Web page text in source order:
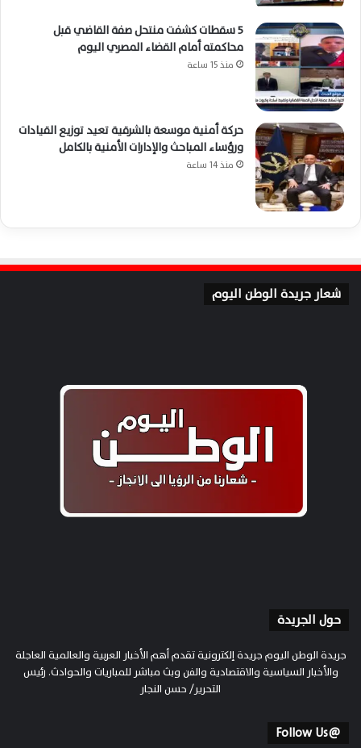
5 سقطات كشفت منتحل صفة القاضي قبل
محاكمته أمام القضاء المصري اليوم
منذ 15 ساعة
حركة أمنية موسعة بالشرقية تعيد توزيع القيادات
ورؤساء المباحث والإدارات الأمنية بالكامل
منذ 14 ساعة
شعار جريدة الوطن اليوم
حول الجريدة
جريدة الوطن اليوم جريدة إلكترونية تقدم أهم الأخبار العربية والعالمية العاجلة
والأخبار السياسية والاقتصادية والفن وبث مباشر للمباريات والحوادث. رئيس
التحرير/ حسن النجار
@Follow Us